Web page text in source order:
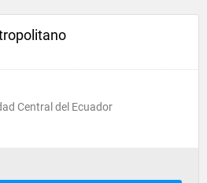
Central del Ecuador